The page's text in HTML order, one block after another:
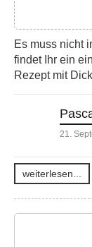
Es muss nicht
findet Ihr ein
Rezept mit
21.
weiterlesen...